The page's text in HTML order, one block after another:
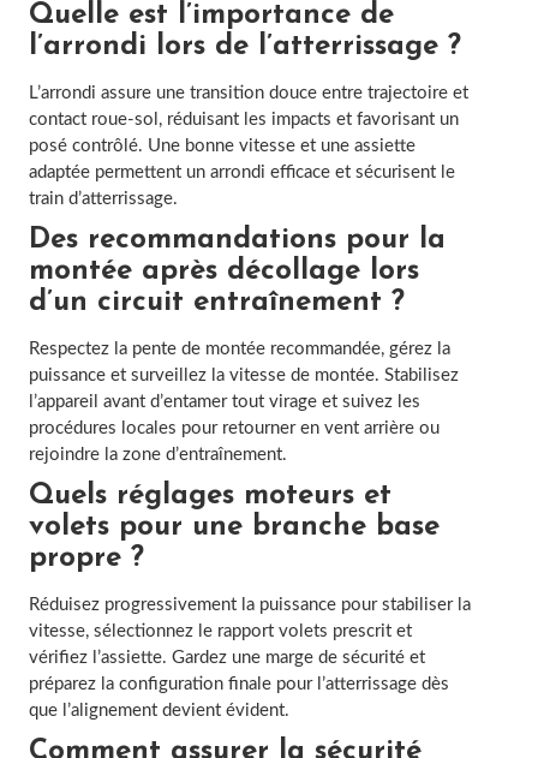
Quelle est l’importance de
l’arrondi lors de l’atterrissage ?
L’arrondi assure une transition douce entre trajectoire et
contact roue-sol, réduisant les impacts et favorisant un
posé contrôlé. Une bonne vitesse et une assiette
adaptée permettent un arrondi efficace et sécurisent le
train d’atterrissage.
Des recommandations pour la
montée après décollage lors
d’un circuit entraînement ?
Respectez la pente de montée recommandée, gérez la
puissance et surveillez la vitesse de montée. Stabilisez
l’appareil avant d’entamer tout virage et suivez les
procédures locales pour retourner en vent arrière ou
rejoindre la zone d’entraînement.
Quels réglages moteurs et
volets pour une branche base
propre ?
Réduisez progressivement la puissance pour stabiliser la
vitesse, sélectionnez le rapport volets prescrit et
vérifiez l’assiette. Gardez une marge de sécurité et
préparez la configuration finale pour l’atterrissage dès
que l’alignement devient évident.